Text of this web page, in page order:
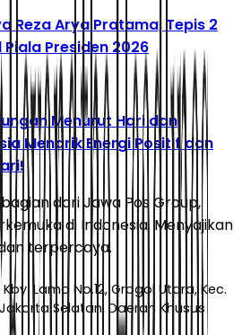
Reza Arya Pratama, Tepis 2
Presiden 2026
Menurut Hari dan
Menarik Energi Positif dan
dari Jawa Pos Group,
di Indonesia. Menyajikan
terpercaya.
Lama No.12, Grogol Utara, Kec.
Selatan, Daerah Khusus